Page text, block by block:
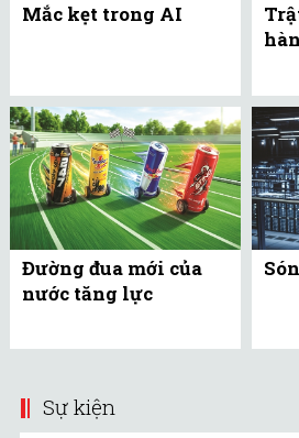
Mắc kẹt trong AI
Đường đua mới của
nước tăng lực
Sự kiện